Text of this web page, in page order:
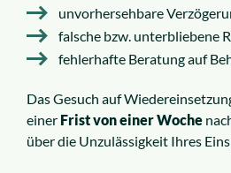
unvorhersehbare
falsche bzw. unterbliebene
fehlerhafte Beratung auf
Das Gesuch auf
einer Frist von einer Woche
über die Unzulässigkeit Ihres